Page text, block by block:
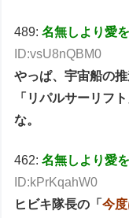
489:名無しより愛
ID:vsU8nQBM0
やっぱ、宇宙船の
「リパルサーリフ
な。
462:名無しより愛
ID:kPrKqahW0
ヒビキ隊長の「今